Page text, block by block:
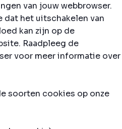
van jouw webbrowser.
dat het uitschakelen van
kan zijn op de
Raadpleeg de
voor meer informatie over
soorten cookies op onze